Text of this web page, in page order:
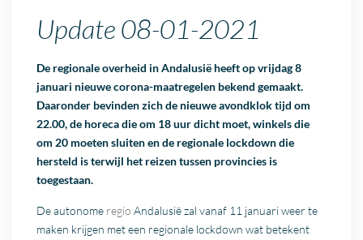
Update 08-01-2021
De regionale overheid in Andalusië heeft op vrijdag 8
januari nieuwe corona-maatregelen bekend gemaakt.
Daaronder bevinden zich de nieuwe avondklok tijd om
22.00, de horeca die om 18 uur dicht moet, winkels die
om 20 moeten sluiten en de regionale lockdown die
hersteld is terwijl het reizen tussen provincies is
toegestaan.
De autonome regio Andalusië zal vanaf 11 januari weer te
maken krijgen met een regionale lockdown wat betekent